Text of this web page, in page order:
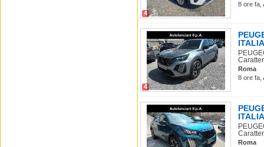
4
8 ore fa,
4
Roma
8 ore fa,
Roma